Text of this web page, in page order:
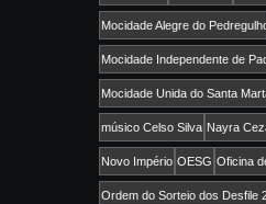
Mocidade Alegre do
Mocidade Independente de
Mocidade Unida do Santa
músico Celso Silva Nayra
Novo Império OESG Oficina
Ordem do Sorteio dos Desfile